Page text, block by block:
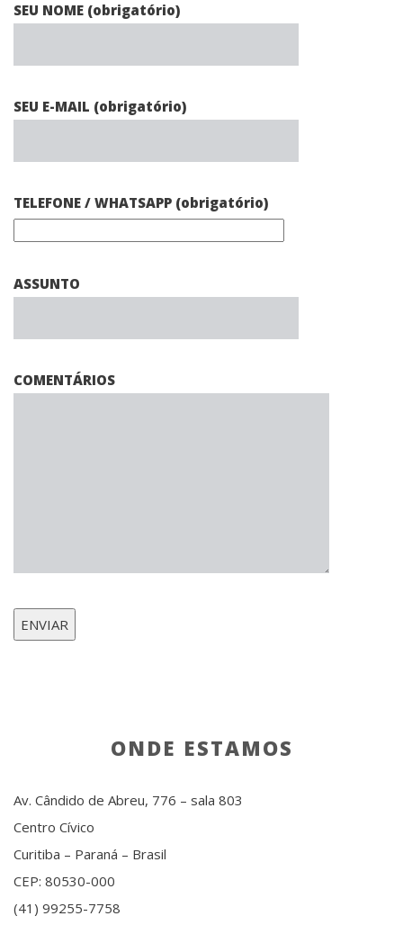
SEU NOME (obrigatório)
SEU E-MAIL (obrigatório)
TELEFONE / WHATSAPP (obrigatório)
ASSUNTO
COMENTÁRIOS
ONDE ESTAMOS
Av. Cândido de Abreu, 776 – sala 803
Centro Cívico
Curitiba – Paraná – Brasil
CEP: 80530-000
(41) 99255-7758